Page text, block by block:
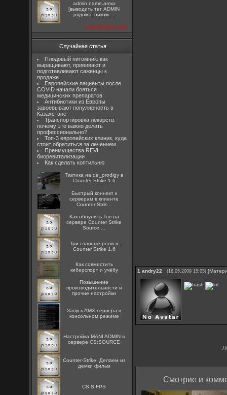
admin name.amxx
[выводить тег ADMIN
рядом с ником ...
посмотреть все
Случайная статья
Плодовый питомник: как
выращивают, прививают и
подготавливают саженцы к
продаже
Европейские пациенты после
COVID начали бояться
медицинских препаратов
Антибиотики из Европы
завоевывают популярность в
Казахстане
Транспортировка лекарств:
почему это важно делать
профессионально?
Топ-3 европейских клиник, куда
стоит обратиться за лечением
Преимущества REVI
биоревитализации
Как сделать коптильню
Тактика на de_prodigy в
Counter Strike 1.6
Быстрый коннект к
серверам в клиенте
Counter Strik...
Как обнулить Топ на
сервере Counter Strike
Source ...
Три главные роли в
Counter Strike 1.6
Как совместить
киберспорт и учёбу
Повышение
производительности и
прочие настройки
Запуск AMX сервера в
консольном режиме
Настройка MANI ADMIN в
сервере CS:SOURCE
Counter-Strike: Делаем из
демки фильм
CS:S FPS
1 andry22 (16.05.2009 15:05) [
Смотрие и